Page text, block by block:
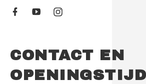
CONTACT EN